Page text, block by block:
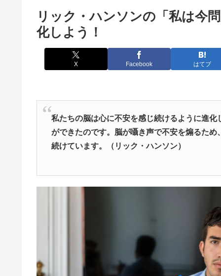
リック・ハンソンの「私は今
化しよう！
X Facebook はてブ
私たちの脳は心に不安を感じ続けるように進
ができたのです。脳が囁き声で不安を煽るた
続けています。（リック・ハンソン）